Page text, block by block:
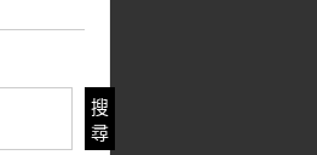
搜
尋